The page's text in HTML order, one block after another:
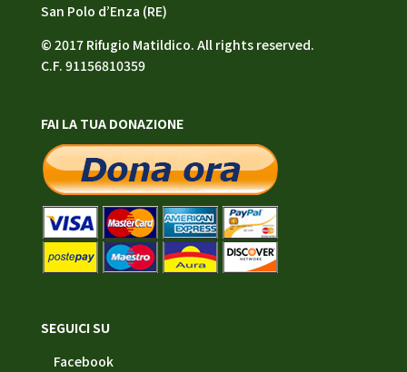
San Polo d’Enza (RE)
© 2017 Rifugio Matildico. All rights reserved.
C.F. 91156810359
FAI LA TUA DONAZIONE
SEGUICI SU
Facebook